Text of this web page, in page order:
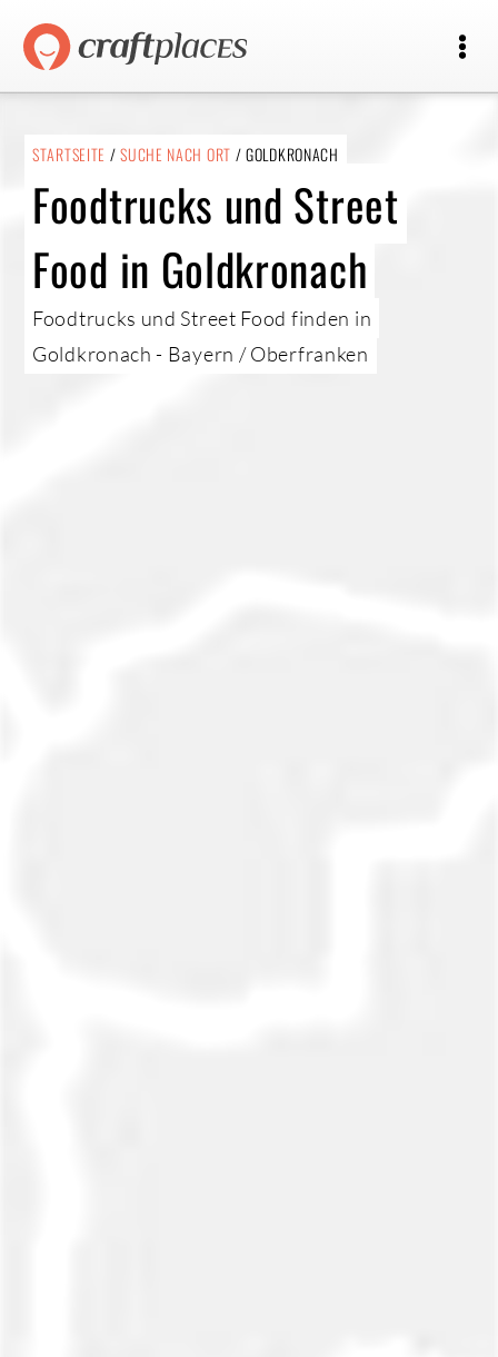
STARTSEITE /SUCHE NACH ORT / GOLDKRONACH
Foodtrucks und Street
Food in Goldkronach
Foodtrucks und Street Food finden in
Goldkronach - Bayern / Oberfranken